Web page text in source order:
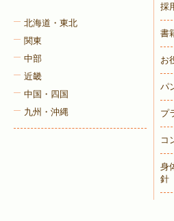
北海道・東北
関東
中部
近畿
中国・四国
九州・沖縄
採
書
お
パ
プ
コ
身
針